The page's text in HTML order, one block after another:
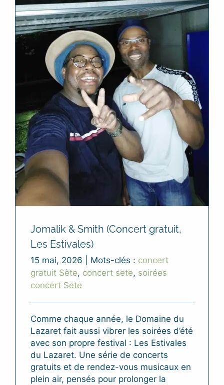
Jomalik & Smith (Concert gratuit,
Les Estivales)
15 mai, 2026 Mots-clés : concert
gratuit Sète, concert sete, soirées
concert Sete
Comme chaque année, le Domaine du
Lazaret fait aussi vibrer les soirées d’été
avec son propre festival : Les Estivales
du Lazaret. Une série de concerts
gratuits et de rendez-vous musicaux en
plein air, pensés pour prolonger la